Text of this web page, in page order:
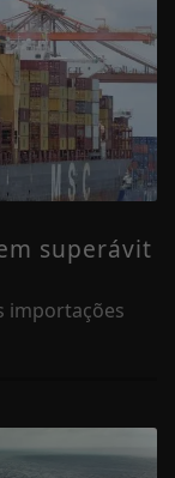
superávit
importações